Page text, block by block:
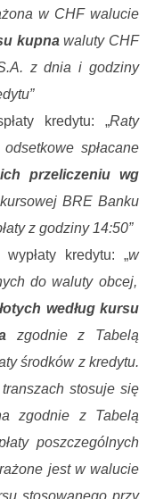
w CHF walucie
kupnawaluty CHF
z dnia i godziny
kredytu: „Raty
spłacane
przeliczeniu wg
BRE Banku
z godziny 14:50”
kredytu: „w
do waluty obcej,
według kursu
zgodnie z Tabelą
środków z kredytu.
stosuje się
zgodnie z Tabelą
poszczególnych
jest w walucie
stosowanego przy